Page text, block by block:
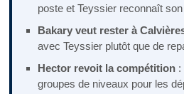
poste et Teyssier reconnaît son
Bakary veut rester à
avec Teyssier plutôt que de
Hector revoit la compétition :
groupes de niveaux pour les